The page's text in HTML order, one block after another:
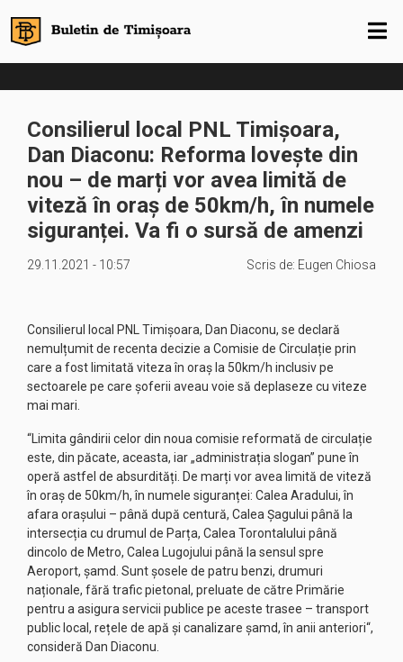
Consilierul local PNL Timișoara,
Dan Diaconu: Reforma lovește din
nou – de marți vor avea limită de
viteză în oraș de 50km/h, în numele
siguranței. Va fi o sursă de amenzi
29.11.2021 - 10:57 Scris de: Eugen Chiosa
Consilierul local PNL Timișoara, Dan Diaconu, se declară
nemulțumit de recenta decizie a Comisie de Circulație prin
care a fost limitată viteza în oraș la 50km/h inclusiv pe
sectoarele pe care șoferii aveau voie să deplaseze cu viteze
mai mari.
“Limita gândirii celor din noua comisie reformată de circulație
este, din păcate, aceasta, iar „administrația slogan” pune în
operă astfel de absurdități. De marți vor avea limită de viteză
în oraș de 50km/h, în numele siguranței: Calea Aradului, în
afara orașului – până după centură, Calea Șagului până la
intersecția cu drumul de Parța, Calea Torontalului până
dincolo de Metro, Calea Lugojului până la sensul spre
Aeroport, șamd. Sunt șosele de patru benzi, drumuri
naționale, fără trafic pietonal, preluate de către Primărie
pentru a asigura servicii publice pe aceste trasee – transport
public local, rețele de apă și canalizare șamd, în anii anteriori“,
consideră Dan Diaconu.